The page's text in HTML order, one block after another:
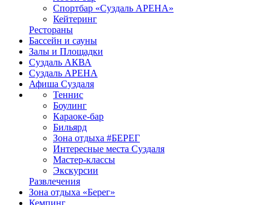
Спортбар «Суздаль АРЕНА»
Кейтеринг
Рестораны
Бассейн и сауны
Залы и Площадки
Суздаль АКВА
Суздаль АРЕНА
Афиша Суздаля
Теннис
Боулинг
Караоке-бар
Бильярд
Зона отдыха #БЕРЕГ
Интересные места Суздаля
Мастер-классы
Экскурсии
Развлечения
Зона отдыха «Берег»
Кемпинг